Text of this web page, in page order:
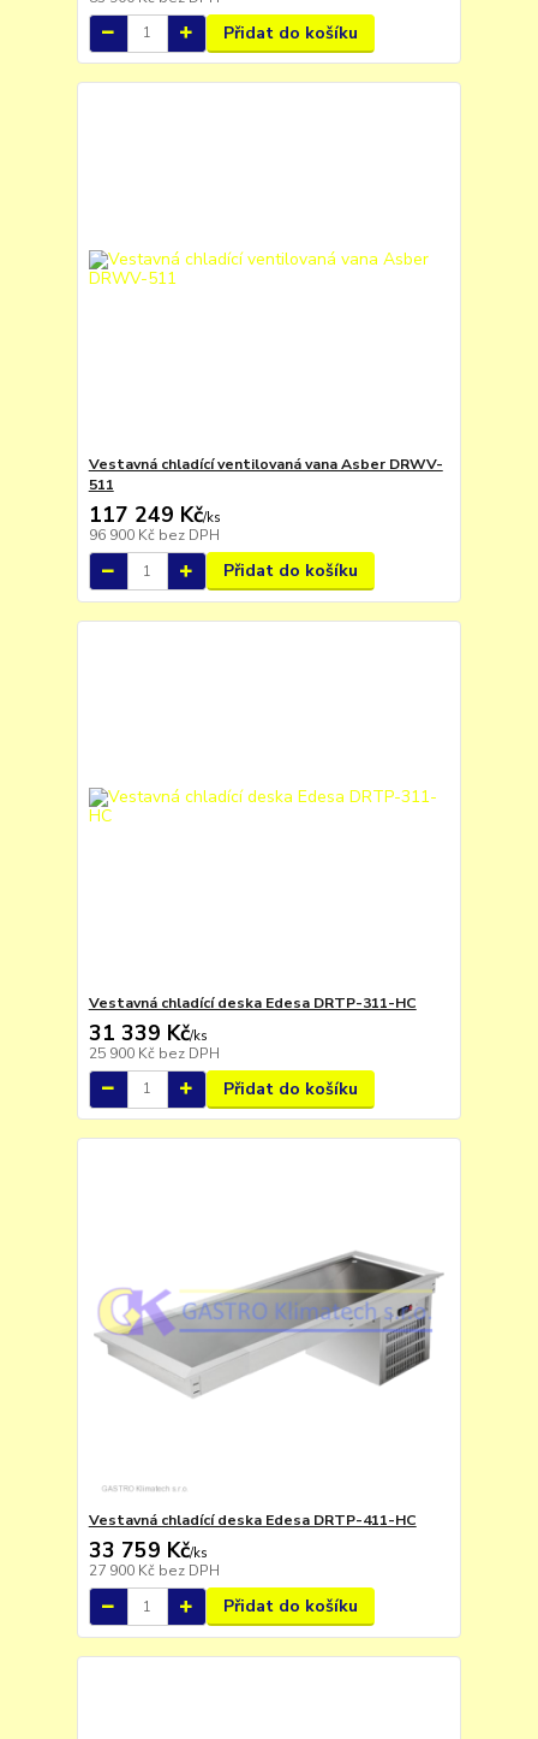
Přidat do košíku
Vestavná chladící ventilovaná vana Asber DRWV-
511
117 249 Kč/ks
96 900 Kč bez DPH
Přidat do košíku
Vestavná chladící deska Edesa DRTP-311-HC
31 339 Kč/ks
25 900 Kč bez DPH
Přidat do košíku
Vestavná chladící deska Edesa DRTP-411-HC
33 759 Kč/ks
27 900 Kč bez DPH
Přidat do košíku